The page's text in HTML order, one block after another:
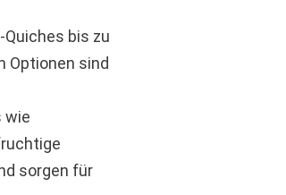
Quiches bis zu
Optionen sind
wie
sorgen für